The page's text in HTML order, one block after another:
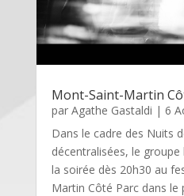
Mont-Saint-Martin
par Agathe Gastaldi | 6
Dans le cadre des Nuits
décentralisées, le
la soirée dès 20h30 au
Martin Côté Parc dans le